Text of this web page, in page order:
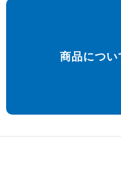
商品につい